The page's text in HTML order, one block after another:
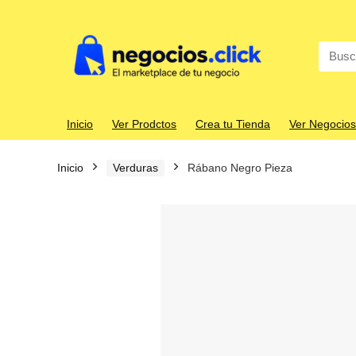
Search
for:
Inicio Ver Prodctos Crea tu Tienda Ver Negocios
Inicio Verduras Rábano Negro Pieza